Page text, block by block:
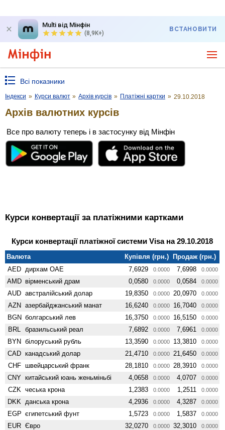
Multi від Мінфін
(8,9K+)
ВСТАНОВИТИ
Всі показники
Індекси » Курси валют » Архів курсів » Платіжні картки » 29.10.2018
Архів валютних курсів
Все про валюту теперь і в застосунку від Мінфін
Курси конвертації за платіжними картками
Курси конвертації платіжної системи Visa на 29.10.2018
Валюта Купівля (грн.)
Продаж (грн.)
AED дирхам ОАЕ 7,6929 0.0000 7,6998 0.0000
AMD вiрменський драм 0,0580 0.0000 0,0584 0.0000
AUD австралійський долар 19,8350 0.0000 20,0970 0.0000
AZN азербайджанський манат 16,6240 0.0000 16,7040 0.0000
BGN болгарський лев 16,3750 0.0000 16,5150 0.0000
BRL бразильський реал 7,6892 0.0000 7,6961 0.0000
BYN білоруський рубль 13,3590 0.0000 13,3810 0.0000
CAD канадський долар 21,4710 0.0000 21,6450 0.0000
CHF швейцарський франк 28,1810 0.0000 28,3910 0.0000
CNY китайський юань женьмiньбi 4,0658 0.0000 4,0707 0.0000
CZK чеська крона 1,2383 0.0000 1,2511 0.0000
DKK данська крона 4,2936 0.0000 4,3287 0.0000
EGP єгипетський фунт 1,5723 0.0000 1,5837 0.0000
EUR Євро 32,0270 0.0000 32,3010 0.0000